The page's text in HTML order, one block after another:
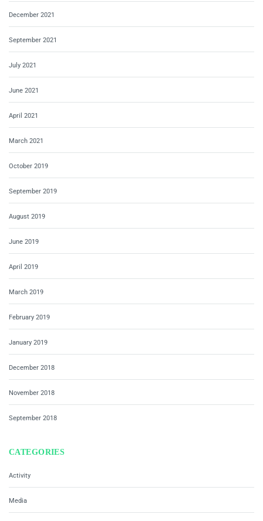
December 2021
September 2021
July 2021
June 2021
April 2021
March 2021
October 2019
September 2019
August 2019
June 2019
April 2019
March 2019
February 2019
January 2019
December 2018
November 2018
September 2018
CATEGORIES
Activity
Media